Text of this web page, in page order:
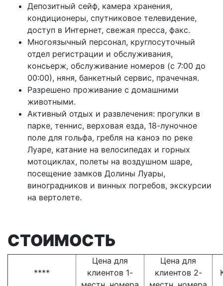
Депозитный сейф, камера хранения,
кондиционеры, спутниковое телевидение,
доступ в Интернет, свежая пресса, факс.
Многоязычный персонал, круглосуточный
отдел регистрации и обслуживания,
консьерж, обслуживание номеров (с 7:00 до
00:00), няня, банкетный сервис, прачечная.
Разрешено проживание с домашними
животными.
Активный отдых и развлечения: прогулки в
парке, теннис, верховая езда, 18-луночное
поле для гольфа, гребля на каноэ по реке
Луаре, катание на велосипедах и горных
мотоциклах, полеты на воздушном шаре,
посещение замков Долины Луары,
виноградников и винных погребов, экскурсии
на вертолете.
СТОИМОСТЬ
****
Цена для
клиентов 1-
Цена для
клиентов 2-